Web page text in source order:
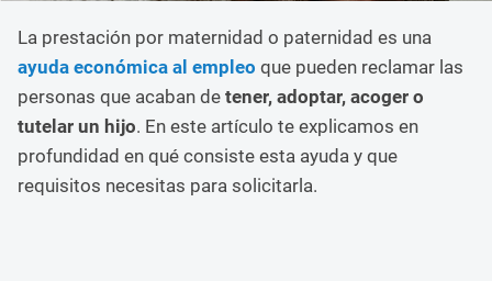
La prestación por maternidad o paternidad es una
ayuda económica al empleo que pueden reclamar las
personas que acaban de tener, adoptar, acoger o
tutelar un hijo. En este artículo te explicamos en
profundidad en qué consiste esta ayuda y que
requisitos necesitas para solicitarla.